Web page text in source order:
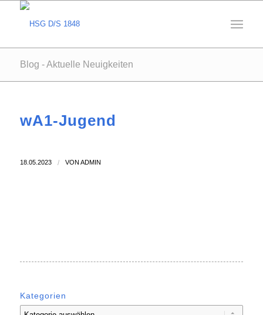
Blog - Aktuelle Neuigkeiten
wA1-Jugend
18.05.2023 / VON ADMIN
Kategorien
Kategorien